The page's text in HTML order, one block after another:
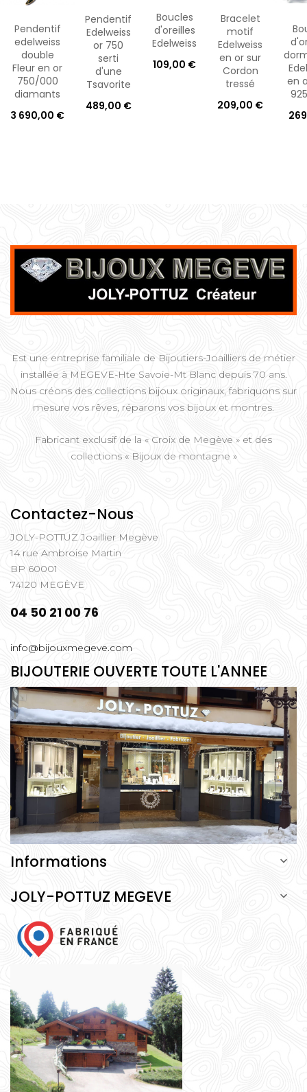
Pendentif
edelweiss
double
Fleur en or
750/000
diamants
3 690,00 €
Pendentif
Edelweiss
or 750
serti
d'une
Tsavorite
489,00 €
Boucles
d'oreilles
Edelweiss
109,00 €
Bracelet
motif
Edelweiss
en or sur
Cordon
tressé
209,00 €
en
Est une entreprise familiale de Bijoutiers-Joailliers de métier
installée à MEGEVE-Hte Savoie-Mt Blanc depuis 70 ans.
Nous créons des collections bijoux originaux, fabriquons sur
mesure vos rêves, réparons vos bijoux et montres.
Fabricant exclusif de la « Croix de Megève » et des
collections « Bijoux de montagne »
Contactez-Nous
JOLY-POTTUZ Joaillier Megève
14 rue Ambroise Martin
BP 60001
74120 MEGÈVE
04 50 21 00 76
info@bijouxmegeve.com
BIJOUTERIE OUVERTE TOUTE L'ANNEE
Informations 
JOLY-POTTUZ MEGEVE 